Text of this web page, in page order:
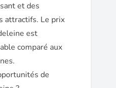
et des
attractifs. Le prix
est
comparé aux
de